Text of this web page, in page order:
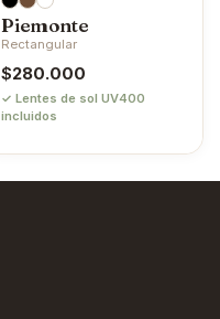
Piemonte
Rectangular
$280.000
✓ Lentes de sol UV400
incluidos